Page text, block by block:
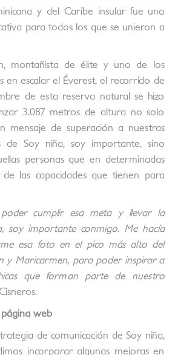
y del Caribe insular fue una
para todos los que se unieron a
montañista de élite y uno de los
en escalar el Éverest, el recorrido de
de esta reserva natural se hizo
3.087 metros de altura no solo
mensaje de superación a nuestras
de Soy niña, soy importante, sino
personas que en determinadas
de las capacidades que tienen para
cumplir esa meta y llevar la
soy importante conmigo. Me hacía
esa foto en el pico más alto del
y Maricarmen, para poder inspirar a
que forman parte de nuestro
página web
de comunicación de Soy niña,
incorporar algunas mejoras en